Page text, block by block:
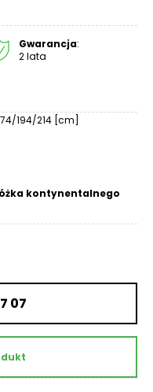
Gwarancja:
2 lata
194/214 [cm]
kontynentalnego
07